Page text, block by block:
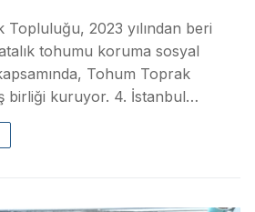
2023 yılından beri
tohumu koruma sosyal
Tohum Toprak
birliği kuruyor. 4. İstanbul…